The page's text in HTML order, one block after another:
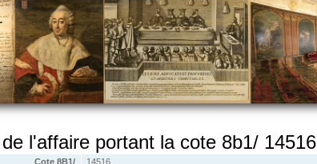
l'affaire portant la cote 8b1/ 14516
Cote 8B1/
14516